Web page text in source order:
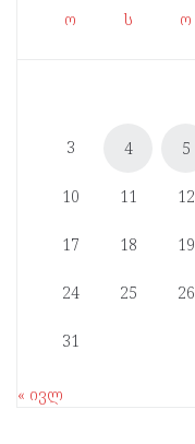
ო ს ო
3 4 5
10 11 12
17 18 19
24 25 26
31
« ივლ